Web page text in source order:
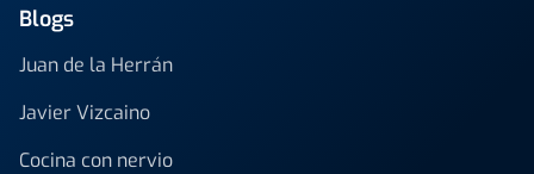
Blogs
Juan de la Herrán
Javier Vizcaino
Cocina con nervio